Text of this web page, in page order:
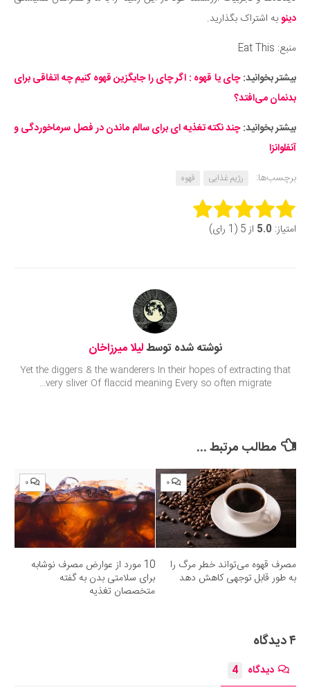
دینوبه اشتراک بگذارید.
منبع: Eat This
بیشتر بخوانید:چای یا قهوه : اگر چای را جایگزین قهوه کنیم چه اتفاقی برای
بدنمان می‌افتد؟
بیشتر بخوانید:چند نکته تغذیه ای برای سالم ماندن در فصل سرماخوردگی و
آنفلوانزا
برچسب‌ها:
رژیم غذایی قهوه
Rate this item:
امتیاز: 5.0 از 5 (1 رای)
نوشته شده توسطلیلا میرزاخان
Yet the diggers & the wanderers In their hopes of extracting that
very sliver Of flaccid meaning Every so often migrate...
مطالب مرتبط ...
۰
مصرف‌ قهوه می‌تواند خطر مرگ را
به طور قابل توجهی کاهش دهد
۰
10 مورد از عوارض مصرف نوشابه
برای سلامتی بدن به گفته
متخصصان تغذیه
۴ دیدگاه
دیدگاه 4